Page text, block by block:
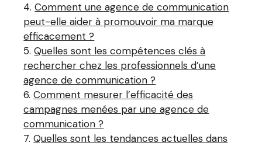
Comment une agence de communication
peut-elle aider à promouvoir ma marque
efficacement ?
Quelles sont les compétences clés à
rechercher chez les professionnels d’une
agence de communication ?
Comment mesurer l’efficacité des
campagnes menées par une agence de
communication ?
Quelles sont les tendances actuelles dans